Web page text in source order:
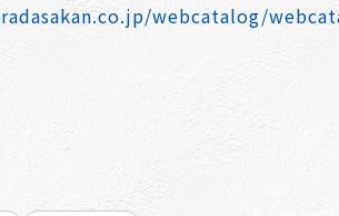
webcatalog/